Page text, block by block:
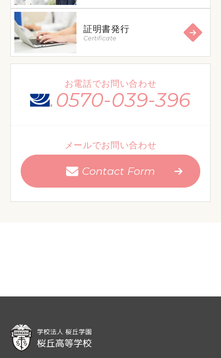
証明書発行
Certificate
お電話でお問い合わせ
0570-039-396
メールでお問い合わせ
Contact Form